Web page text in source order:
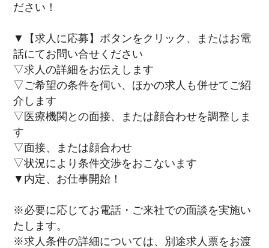
ださい！
▼【求人に応募】ボタンをクリック、またはお電
話にてお問い合せください
▽求人の詳細をお伝えします
▽ご希望の条件を伺い、ほかの求人も併せてご紹
介します
▽医療機関との面接、または顔合わせを調整しま
す
▽面接、または顔合わせ
▽状況により条件交渉をおこないます
▼内定、お仕事開始！
※必要に応じてお電話・ご来社での面談を実施い
たします。
※求人条件の詳細については、別途求人票をお渡